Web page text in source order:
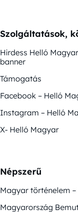
Szolgáltatások,
Hirdess Helló
banner
Támogatás
Facebook – Helló
Instagram – Helló
X- Helló Magyar
Népszerű
Magyar történelem
Magyarország